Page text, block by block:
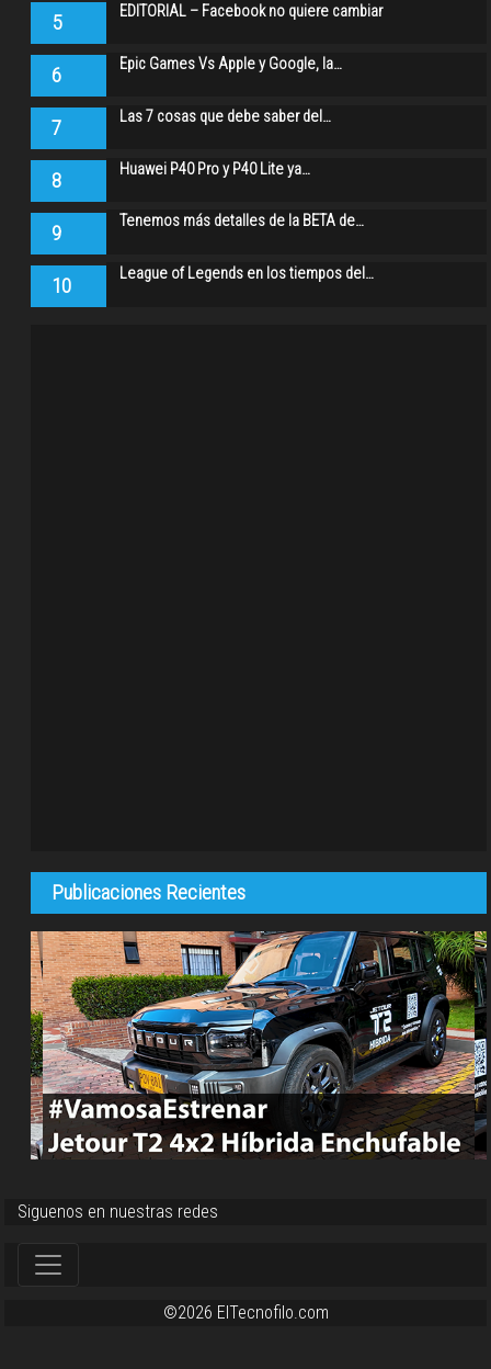
5 EDITORIAL – Facebook no quiere cambiar
6 Epic Games Vs Apple y Google, la…
7 Las 7 cosas que debe saber del…
8 Huawei P40 Pro y P40 Lite ya…
9 Tenemos más detalles de la BETA de…
10 League of Legends en los tiempos del…
Publicaciones Recientes
Siguenos en nuestras redes
©2026 ElTecnofilo.com